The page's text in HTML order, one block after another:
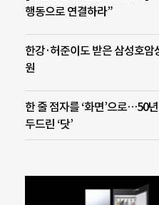
행동으로 연결하라”
한강·허준이도 받은 삼성호암
원
한 줄 점자를 ‘화면’으로…50
두드린 ‘닷’